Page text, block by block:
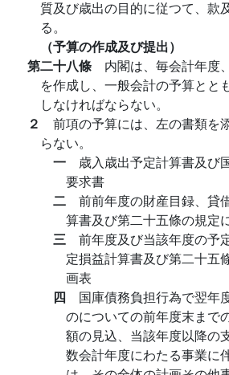
質及び歳出の目的に従つて、款
る。
（予算の作成及び提出）
第二十八條 内閣は、毎会計年度
を作成し、一般会計の予算とと
しなければならない。
２ 前項の予算には、左の書類を
らない。
一 歳入歳出予定計算書及び
要求書
二 前前年度の財産目録、貸
算書及び第二十五條の規定
三 前年度及び当該年度の予
定損益計算書及び第二十五
画表
四 国庫債務負担行為で翌年
のについての前年度末まで
額の見込、当該年度以降の
数会計年度にわたる事業に